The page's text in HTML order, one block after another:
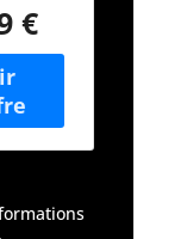
scie
parfait
tous
en
✅
:
€